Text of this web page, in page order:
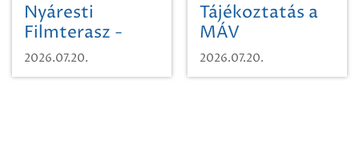
Nyáresti
Filmterasz -
Beugró a
Paradicsomba
2026.07.20.
Tájékoztatás a
MÁV
Pályaműködtetési
Zrt. Területi
2026.07.20.